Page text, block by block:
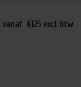
vanaf €125 excl btw